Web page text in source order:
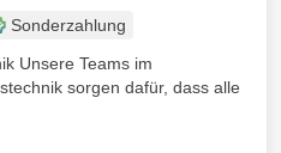
Sonderzahlung
Unsere Teams im
sorgen dafür, dass alle